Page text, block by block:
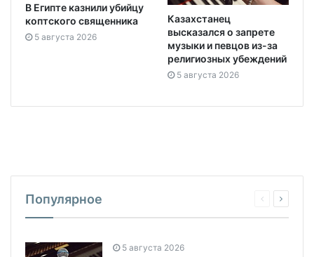
В Египте казнили убийцу
коптского священника
5 августа 2026
Казахстанец
высказался о запрете
музыки и певцов из-за
религиозных убеждений
5 августа 2026
Популярное
5 августа 2026